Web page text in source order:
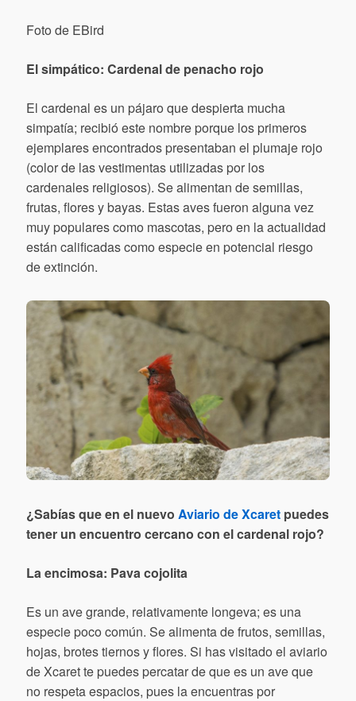
Foto de EBird
El simpático: Cardenal de penacho rojo
El cardenal es un pájaro que despierta mucha
simpatía; recibió este nombre porque los primeros
ejemplares encontrados presentaban el plumaje rojo
(color de las vestimentas utilizadas por los
cardenales religiosos). Se alimentan de semillas,
frutas, flores y bayas. Estas aves fueron alguna vez
muy populares como mascotas, pero en la actualidad
están calificadas como especie en potencial riesgo
de extinción.
¿Sabías que en el nuevo Aviario de Xcaret puedes
tener un encuentro cercano con el cardenal rojo?
La encimosa: Pava cojolita
Es un ave grande, relativamente longeva; es una
especie poco común. Se alimenta de frutos, semillas,
hojas, brotes tiernos y flores. Si has visitado el aviario
de Xcaret te puedes percatar de que es un ave que
no respeta espacios, pues la encuentras por